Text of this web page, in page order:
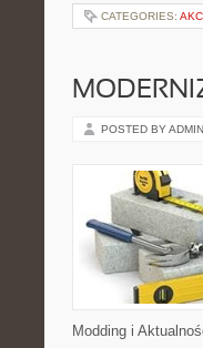
CATEGORIES:
POSTED BY ADMIN
Modding i